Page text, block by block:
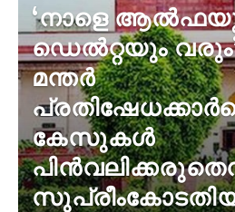
‘നാളെ
ഡെൽറ്റയും
മന്തർ
കേസുകൾ